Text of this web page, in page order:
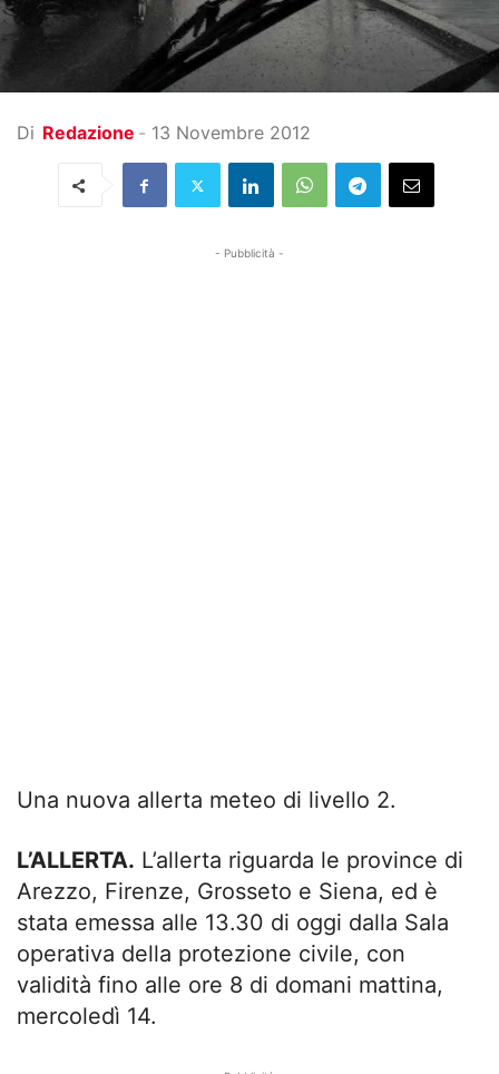
Di Redazione - 13 Novembre 2012
- Pubblicità -
Una nuova allerta meteo di livello 2.
L’ALLERTA. L’allerta riguarda le province di
Arezzo, Firenze, Grosseto e Siena, ed è
stata emessa alle 13.30 di oggi dalla Sala
operativa della protezione civile, con
validità fino alle ore 8 di domani mattina,
mercoledì 14.